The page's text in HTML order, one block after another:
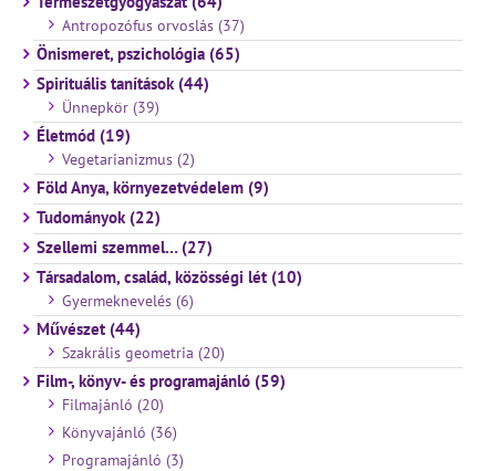
Antropozófus orvoslás (37)
Önismeret, pszichológia (65)
Spirituális tanítások (44)
Ünnepkör (39)
Életmód (19)
Vegetarianizmus (2)
Föld Anya, környezetvédelem (9)
Tudományok (22)
Szellemi szemmel… (27)
Társadalom, család, közösségi lét (10)
Gyermeknevelés (6)
Művészet (44)
Szakrális geometria (20)
Film-, könyv- és programajánló (59)
Filmajánló (20)
Könyvajánló (36)
Programajánló (3)